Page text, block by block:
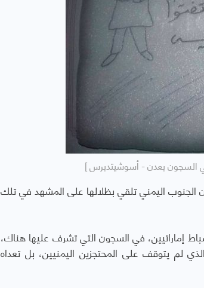
السجون بعدن - أسوشيتدبرس ]
الجنوب اليمني تلقي بظلالها على المشهد في تلك
إماراتيين، في السجون التي تشرف عليها هناك،
لم يتوقف على المحتجزين اليمنيين، بل تعداه